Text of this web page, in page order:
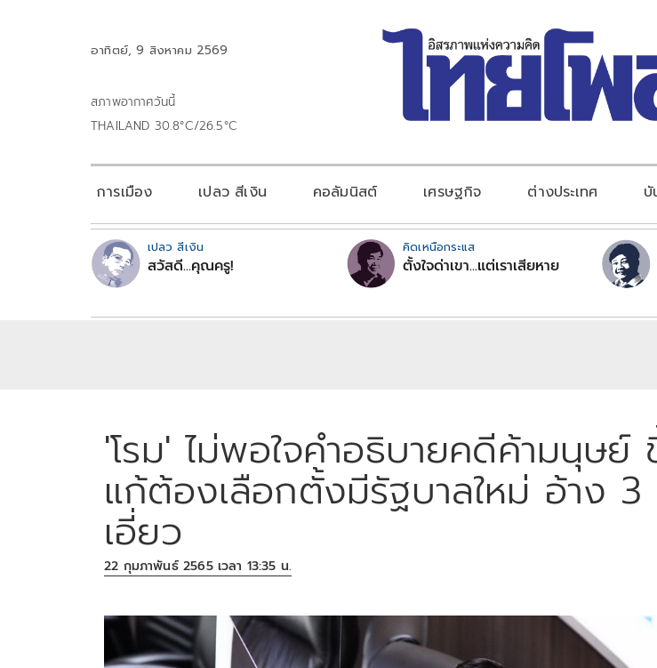
อาทิตย์, 9 สิงหาคม 2569
สภาพอากาศวันนี้
THAILAND 30.8°C/26.5°C
การเมือง เปลว สีเงิน คอลัมนิสต์ เศรษฐกิจ ต่างประเทศ บั
เปลว สีเงิน
สวัสดี...คุณครู!
คิดเหนือกระแส
ตั้งใจด่าเขา...แต่เราเสียหาย
'โรม' ไม่พอใจคำอธิบายคดีค้ามนุษย์
แก้ต้องเลือกตั้งมีรัฐบาลใหม่ อ้าง 3
เอี่ยว
22 กุมภาพันธ์ 2565 เวลา 13:35 น.